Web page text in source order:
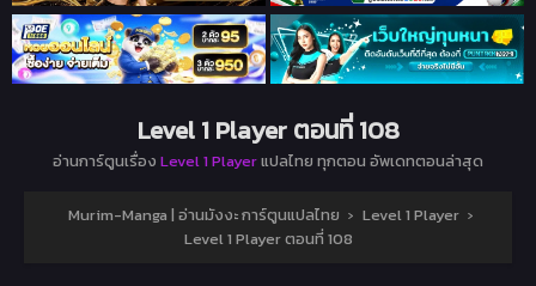
Level 1 Player ตอนที่ 108
อ่านการ์ตูนเรื่อง Level 1 Playerแปลไทย ทุกตอน อัพเดทตอนล่าสุด
Murim-Manga | อ่านมังงะ การ์ตูนแปลไทย › Level 1 Player ›
Level 1 Player ตอนที่ 108